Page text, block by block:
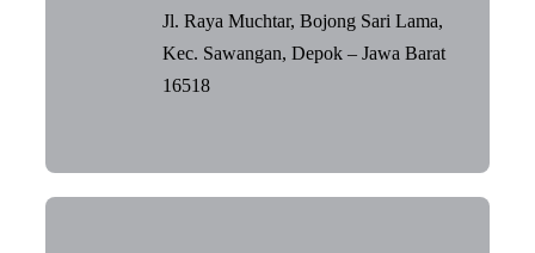
Jl. Raya Muchtar, Bojong Sari Lama,
Kec. Sawangan, Depok – Jawa Barat
16518